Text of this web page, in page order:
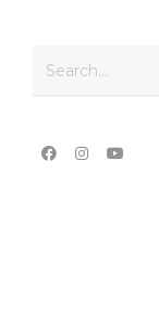
Search...